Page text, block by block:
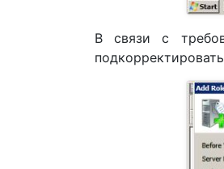
В связи с